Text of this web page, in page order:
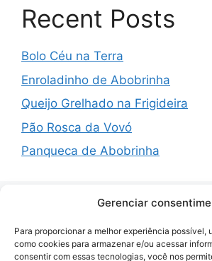
Gerenciar
Para proporcionar a melhor experiência possível,
como cookies para armazenar e/ou acessar
consentir com essas tecnologias, você nos
Recent Posts
Bolo Céu na Terra
Enroladinho de Abobrinha
Queijo Grelhado na Frigideira
Pão Rosca da Vovó
Panqueca de Abobrinha
Recent